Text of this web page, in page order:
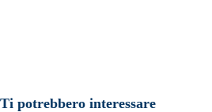
Ti potrebbero interessare